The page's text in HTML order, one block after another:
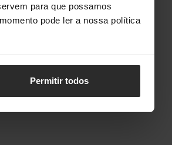
para que possamos
pode ler a nossa política
Permitir todos